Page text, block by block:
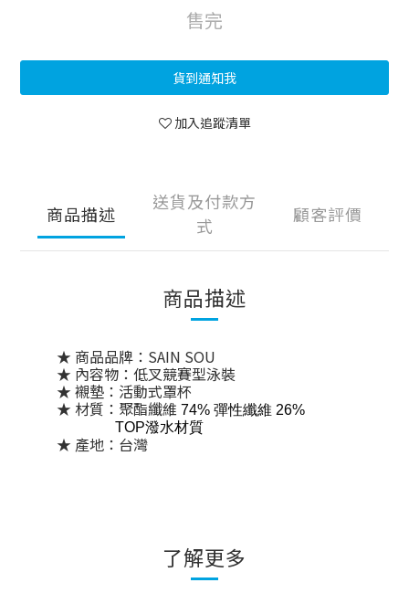
售完
貨到通知我
加入追蹤清單
商品描述
送貨及付款方
式
顧客評價
商品描述
★ 商品品牌：SAIN SOU
★ 內容物：低叉競賽型泳裝
★ 襯墊：活動式罩杯
★ 材質：聚酯纖維 74% 彈性纖維 26%
TOP潑水材質
★ 產地：台灣
了解更多